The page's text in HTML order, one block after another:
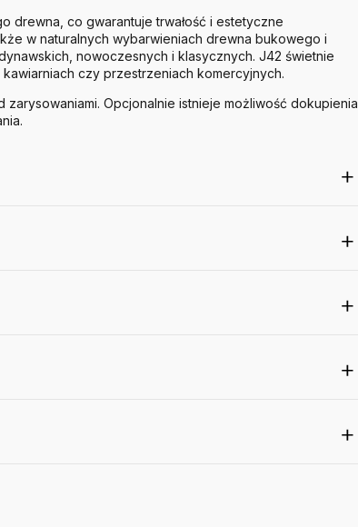
drewna, co gwarantuje trwałość i estetyczne
w naturalnych wybarwieniach drewna bukowego i
nowoczesnych i klasycznych. J42 świetnie
czy przestrzeniach komercyjnych.
Opcjonalnie istnieje możliwość dokupienia